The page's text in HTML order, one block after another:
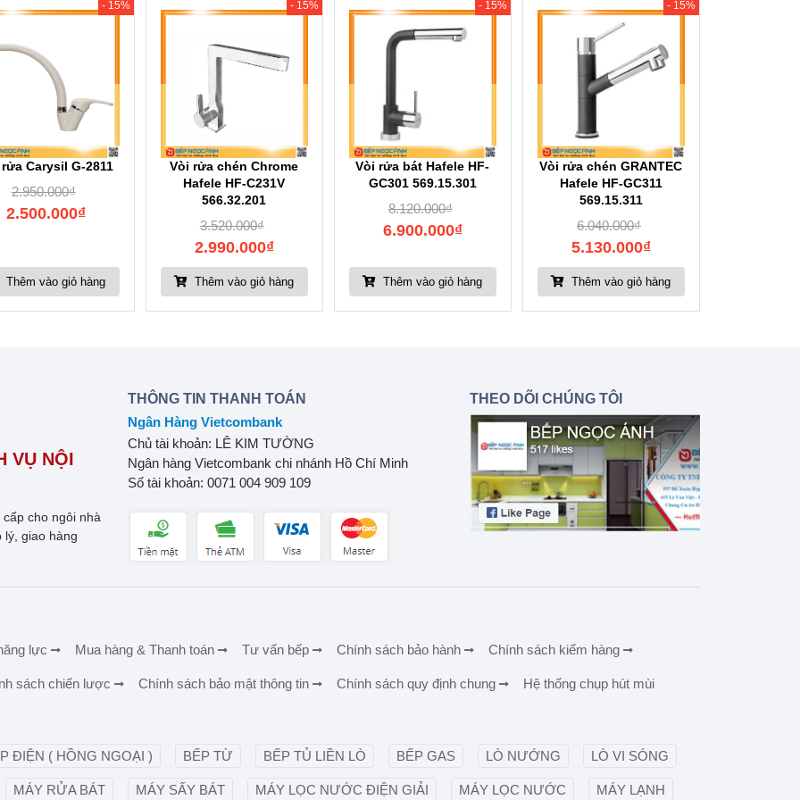
- 15%
Carysil G-2811
2.950.000₫
2.500.000₫
Thêm vào giỏ hàng
- 15%
Vòi rửa chén Chrome
Hafele HF-C231V
566.32.201
3.520.000₫
2.990.000₫
Thêm vào giỏ hàng
- 15%
Vòi rửa bát Hafele HF-
GC301 569.15.301
8.120.000₫
6.900.000₫
Thêm vào giỏ hàng
- 15%
Vòi rửa chén GRANTEC
Hafele HF-GC311
569.15.311
6.040.000₫
5.130.000₫
Thêm vào giỏ hàng
VỤ NỘI
cho ngôi nhà
lý, giao hàng
THÔNG TIN THANH TOÁN
Ngân Hàng Vietcombank
Chủ tài khoản: LÊ KIM TƯỜNG
Ngân hàng Vietcombank chi nhánh Hồ Chí Minh
Số tài khoản: 0071 004 909 109
THEO DÕI CHÚNG TÔI
lực Mua hàng & Thanh toán Tư vấn bếp Chính sách bảo hành Chính sách kiểm hàng
sách chiến lược Chính sách bảo mật thông tin Chính sách quy định chung Hệ thống chụp hút mùi
ĐIỆN ( HỒNG NGOẠI ) BẾP TỪ BẾP TỦ LIỀN LÒ BẾP GAS LÒ NƯỚNG LÒ VI SÓNG
MÁY RỬA BÁT MÁY SẤY BÁT MÁY LỌC NƯỚC ĐIỆN GIẢI MÁY LỌC NƯỚC MÁY LẠNH